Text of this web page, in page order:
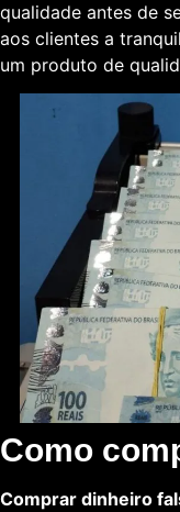
qualidade antes de
aos clientes a
um produto de
Como
Comprar dinheiro